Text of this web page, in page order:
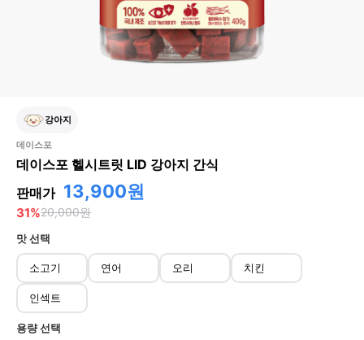
강아지
데이스포
데이스포 헬시트릿 LID 강아지 간식
판매가 13,900원
31%20,000원
맛선택
소고기 연어 오리 치킨
인섹트
용량선택